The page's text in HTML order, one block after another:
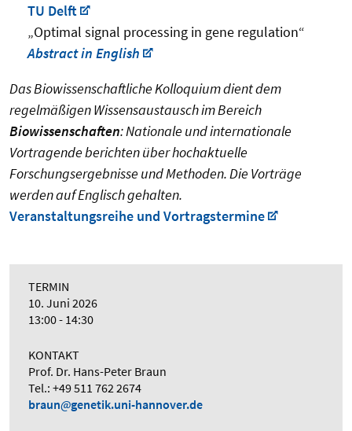
TU Delft
„Optimal signal processing in gene regulation“
Abstract in English
Das Biowissenschaftliche Kolloquium dient dem
regelmäßigen Wissensaustausch im Bereich
Biowissenschaften: Nationale und internationale
Vortragende berichten über hochaktuelle
Forschungsergebnisse und Methoden. Die Vorträge
werden auf Englisch gehalten.
Veranstaltungsreihe und Vortragstermine
TERMIN
10. Juni 2026
13:00 - 14:30
KONTAKT
Prof. Dr. Hans-Peter Braun
Tel.: +49 511 762 2674
braun
genetik.uni-hannover.de